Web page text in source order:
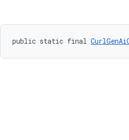
public static final